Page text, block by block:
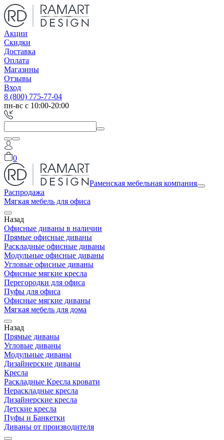
Акции
Скидки
Доставка
Оплата
Магазины
Отзывы
Вход
8 (800) 775-77-04
пн-вс с 10:00-20:00
0
Раменская мебельная компания
Распродажа
Мягкая мебель для офиса
Назад
Офисные диваны в наличии
Прямые офисные диваны
Раскладные офисные диваны
Модульные офисные диваны
Угловые офисные диваны
Офисные мягкие кресла
Перегородки для офиса
Пуфы для офиса
Офисные мягкие диваны
Мягкая мебель для дома
Назад
Прямые диваны
Угловые диваны
Модульные диваны
Дизайнерские диваны
Кресла
Раскладные Кресла кровати
Нераскладные кресла
Дизайнерские кресла
Детские кресла
Пуфы и Банкетки
Диваны от производителя